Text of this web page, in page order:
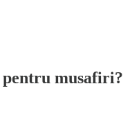
pentru musafiri?